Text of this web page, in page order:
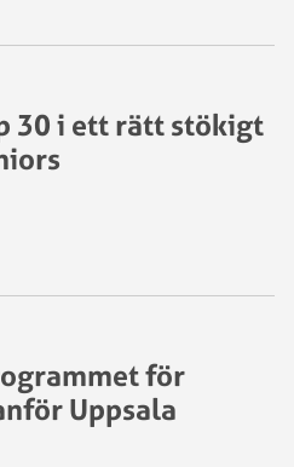
30 i ett rätt stökigt
för
Uppsala